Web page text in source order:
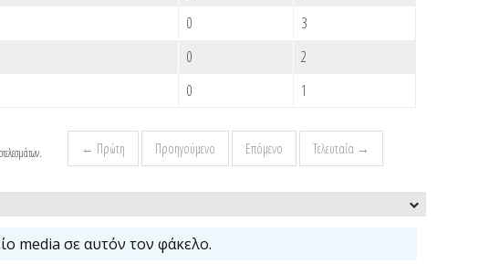
0 3
0 2
0 1
← Πρώτη Προηγούμενο Επόμενο Τελευταία →
media σε αυτόν τον φάκελο.